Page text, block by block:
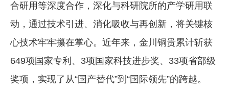
合研用等深度合作，深化与科研院所的产学研用联
动，通过技术引进、消化吸收与再创新，将关键核
心技术牢牢攥在掌心。近年来，金川铜贵累计斩获
649项国家专利、3项国家科技进步奖、33项省部级
奖项，实现了从“国产替代”到“国际领先”的跨越。